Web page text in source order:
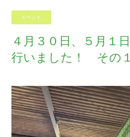
イベント
４月３０日、５月１
行いました！ その１